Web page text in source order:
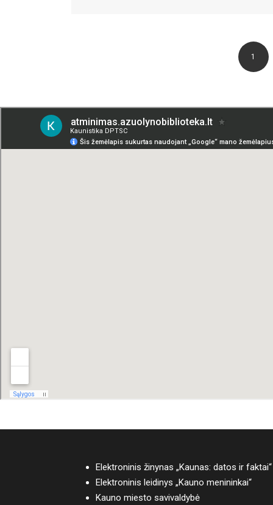
1
Elektroninis žinynas „Kaunas: datos ir faktai“
Elektroninis leidinys „Kauno menininkai“
Kauno miesto savivaldybė